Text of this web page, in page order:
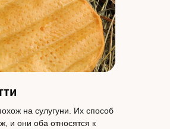
на сулугуни. Их способ
и они оба относятся к